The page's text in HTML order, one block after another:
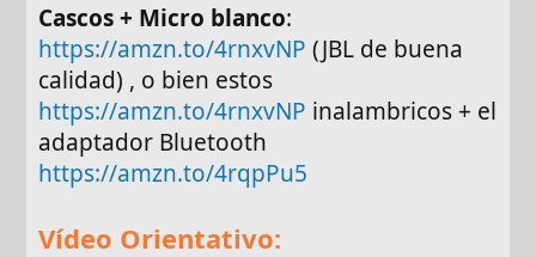
Cascos + Micro blanco:
https://amzn.to/4rnxvNP (JBL de buena
calidad) , o bien estos
https://amzn.to/4rnxvNP inalambricos + el
adaptador Bluetooth
https://amzn.to/4rqpPu5
Vídeo Orientativo: